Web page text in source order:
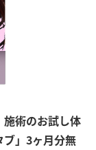
術のお試し体
ブ」3ヶ月分無